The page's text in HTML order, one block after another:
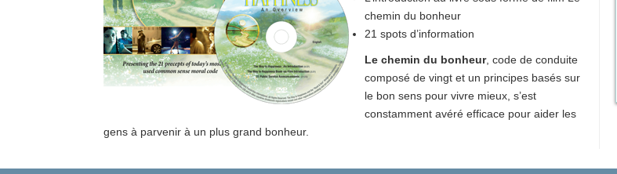
Amour et haine –
Qu’est-ce que la grandeur ?
chemin du bonheur
21 spots d’information
Le chemin du bonheur, code de conduite
composé de vingt et un principes basés sur
le bon sens pour vivre mieux, s’est
constamment avéré efficace pour aider les
gens à parvenir à un plus grand bonheur.